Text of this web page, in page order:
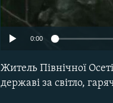
0:00
Житель Північної
державі за світло,